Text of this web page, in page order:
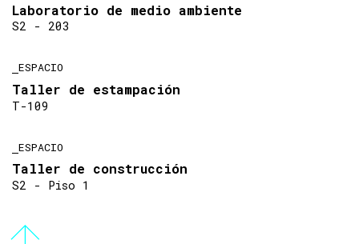
Laboratorio de medio ambiente
S2 - 203
ESPACIO
Taller de estampación
T-109
ESPACIO
Taller de construcción
S2 - Piso 1